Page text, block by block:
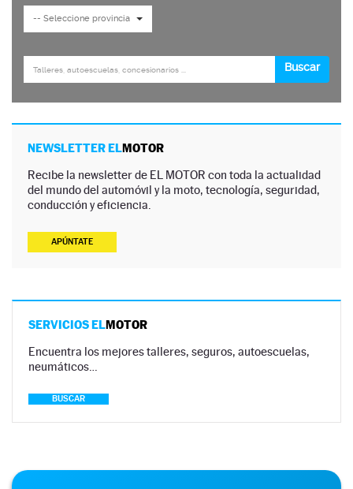
NEWSLETTER ELMOTOR
Recibe la newsletter de EL MOTOR con toda la actualidad
del mundo del automóvil y la moto, tecnología, seguridad,
conducción y eficiencia.
APÚNTATE
SERVICIOS ELMOTOR
Encuentra los mejores talleres, seguros, autoescuelas,
neumáticos…
BUSCAR